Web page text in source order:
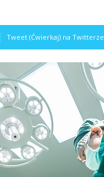
Tweet (Ćwierkaj) na Twitterze